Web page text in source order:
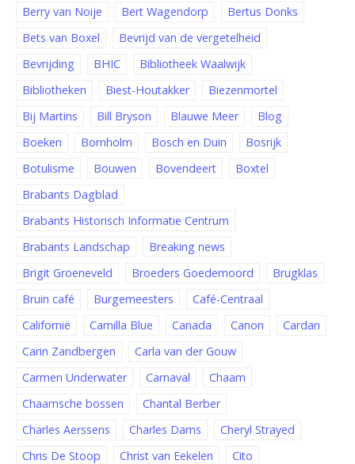
Berry van Noije
Bert Wagendorp
Bertus Donks
Bets van Boxel
Bevrijd van de vergetelheid
Bevrijding
BHIC
Bibliotheek Waalwijk
Bibliotheken
Biest-Houtakker
Biezenmortel
Bij Martins
Bill Bryson Blauwe Meer
Blog
Boeken
Bornholm Bosch en Duin
Bosrijk
Botulisme
Bouwen Bovendeert
Boxtel
Brabants Dagblad
Brabants Historisch Informatie Centrum
Brabants Landschap
Breaking news
Brigit Groeneveld
Broeders Goedemoord
Brugklas
Bruin café
Burgemeesters
Café-Centraal
Californië
Camilla Blue Canada Canon
Cardan
Carin Zandbergen
Carla van der Gouw
Carmen Underwater
Carnaval
Chaam
Chaamsche bossen
Chantal Berber
Charles Aerssens
Charles Dams
Cheryl Strayed
Chris De Stoop
Christ van Eekelen
Cito